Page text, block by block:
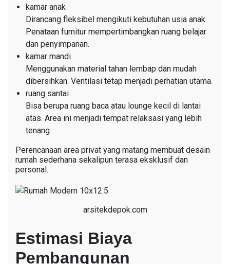
kamar anak
Dirancang fleksibel mengikuti kebutuhan usia anak.
Penataan furnitur mempertimbangkan ruang belajar
dan penyimpanan.
kamar mandi
Menggunakan material tahan lembap dan mudah
dibersihkan. Ventilasi tetap menjadi perhatian utama.
ruang santai
Bisa berupa ruang baca atau lounge kecil di lantai
atas. Area ini menjadi tempat relaksasi yang lebih
tenang.
Perencanaan area privat yang matang membuat desain
rumah sederhana sekalipun terasa eksklusif dan
personal.
arsitekdepok.com
Estimasi Biaya
Pembangunan